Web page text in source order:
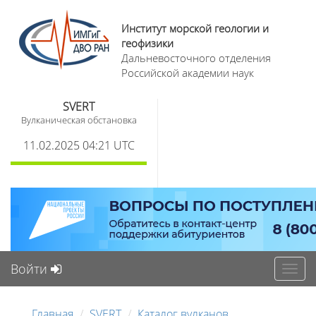
Институт морской геологии и
геофизики
Дальневосточного отделения
Российской академии наук
SVERT
Вулканическая обстановка
11.02.2025 04:21 UTC
Войти